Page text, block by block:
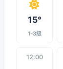
15°
1-3级
12:00